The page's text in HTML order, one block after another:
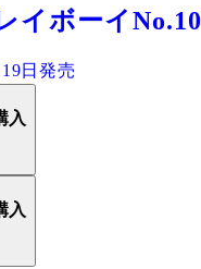
イボーイNo.10
日発売
入
入